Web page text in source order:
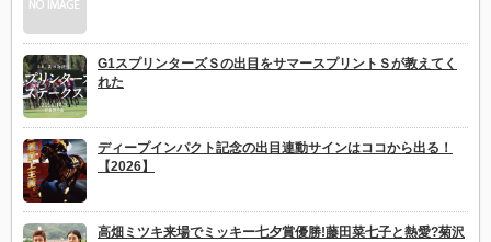
G1スプリンターズＳの出目をサマースプリントＳが教えてく
れた
ディープインパクト記念の出目連動サインはココから出る！
【2026】
高畑ミツキ来場でミッキー七夕賞優勝!藤田菜七子と熱愛?菊沢